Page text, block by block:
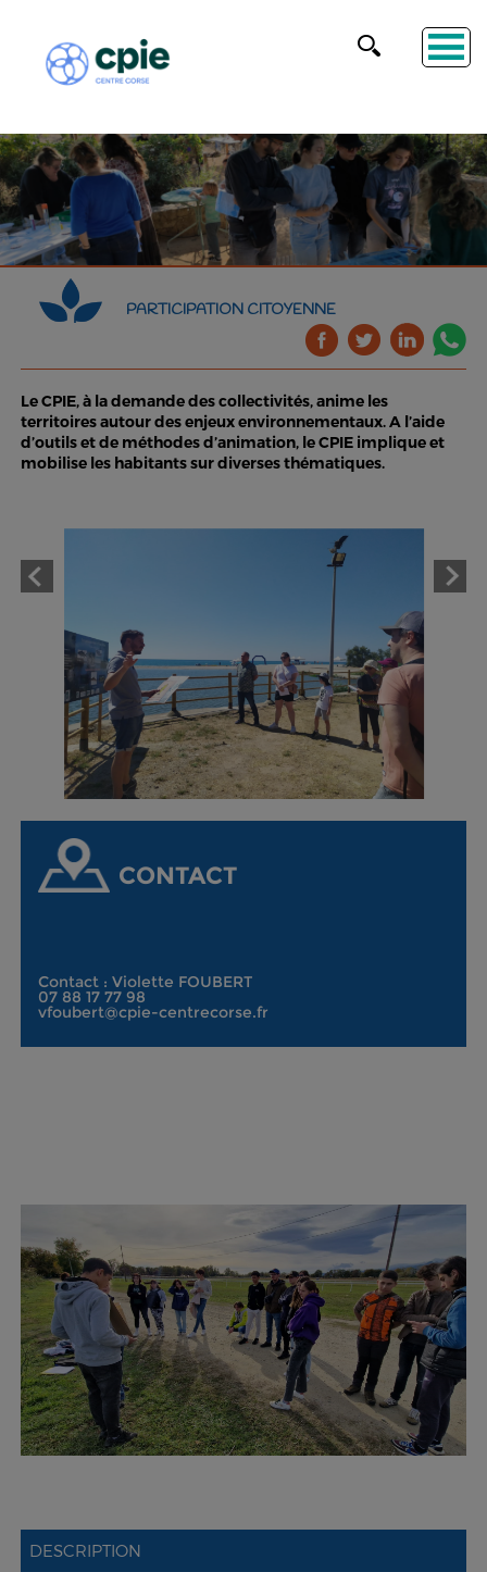
PARTICIPATION CITOYENNE
Le CPIE, à la demande des collectivités, anime les
territoires autour des enjeux environnementaux. A l’aide
d’outils et de méthodes d’animation, le CPIE implique et
mobilise les habitants sur diverses thématiques.
CONTACT
Contact : Violette FOUBERT
07 88 17 77 98
vfoubert@cpie-centrecorse.fr
DESCRIPTION